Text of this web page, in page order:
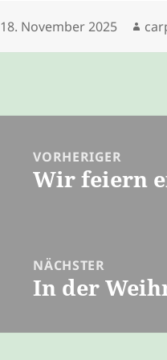
Veröffentlicht
18. November 2025
VORHERIGER
Vorheriger
Wir feiern
NÄCHSTER
Nächster
In der